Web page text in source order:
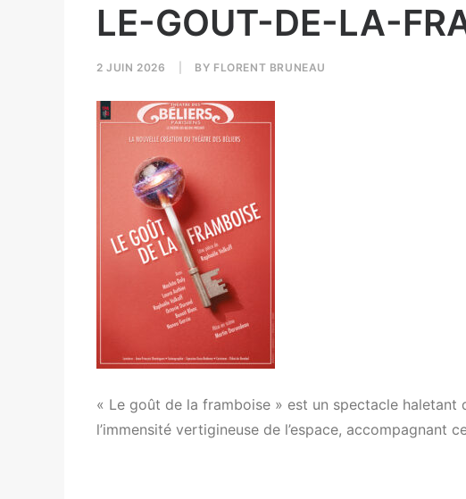
LE-GOUT-DE-LA-
2 JUIN 2026 BY FLORENT BRUNEAU
« Le goût de la framboise » est un spectacle haletant
l’immensité vertigineuse de l’espace, accompagnant